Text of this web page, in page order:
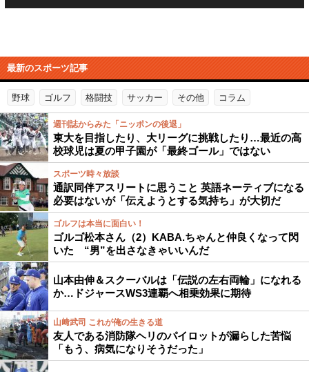
最新のスポーツ記事
野球 ゴルフ 格闘技 サッカー その他 コラム
週刊誌からみた「ニッポンの後退」
東大を目指したり、大リーグに挑戦したり…最近の高
校球児は夏の甲子園が「最終ゴール」ではない
スポーツ時々放談
通訳同伴アスリートに思うこと 英語ネーティブになる
必要はないが「伝えようとする気持ち」が大切だ
ゴルフは本当に面白い！
ゴルゴ松本さん（2）KABA.ちゃんと仲良くなって閃
いた “男”を出さなきゃいいんだ
山本由伸＆スクーバルは「伝説の左右両輪」になれる
か…ドジャースWS3連覇へ相乗効果に期待
山﨑武司 これが俺の生きる道
友人である消防隊ヘリのパイロットが漏らした苦悩
「もう、病気になりそうだった」